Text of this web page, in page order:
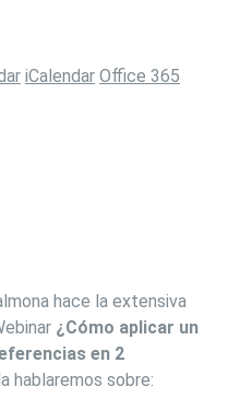
iCalendar Office 365
hace la extensiva
¿Cómo aplicar un
en 2
hablaremos sobre: